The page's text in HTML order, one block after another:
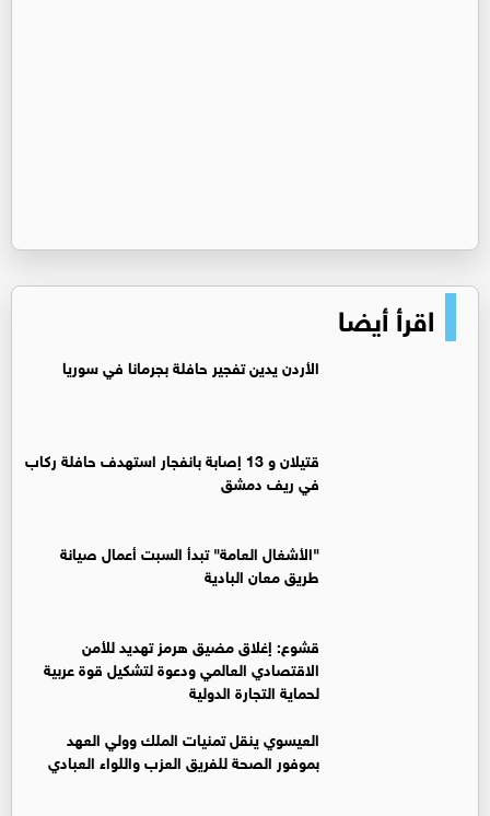
اقرأ أيضا
الأردن يدين تفجير حافلة بجرمانا في سوريا
قتيلان و 13 إصابة بانفجار استهدف حافلة ركاب
في ريف دمشق
"الأشغال العامة" تبدأ السبت أعمال صيانة
طريق معان البادية
قشوع: إغلاق مضيق هرمز تهديد للأمن
الاقتصادي العالمي ودعوة لتشكيل قوة عربية
لحماية التجارة الدولية
العيسوي ينقل تمنيات الملك وولي العهد
بموفور الصحة للفريق العزب واللواء العبادي